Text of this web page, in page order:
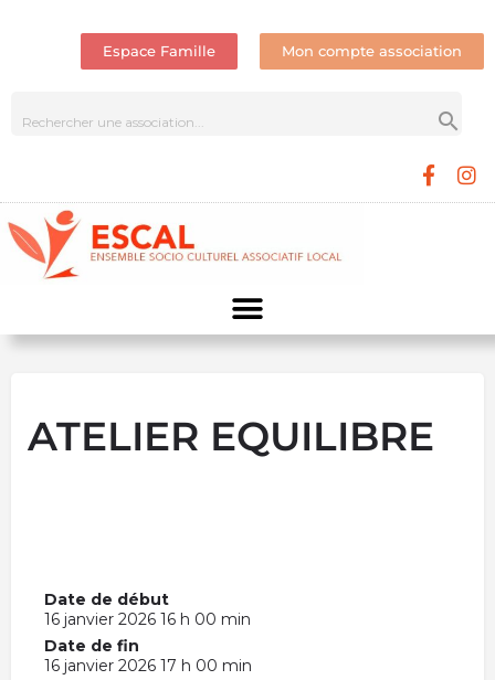
Espace Famille Mon compte association
ATELIER EQUILIBRE
Date de début
16 janvier 2026 16 h 00 min
Date de fin
16 janvier 2026 17 h 00 min